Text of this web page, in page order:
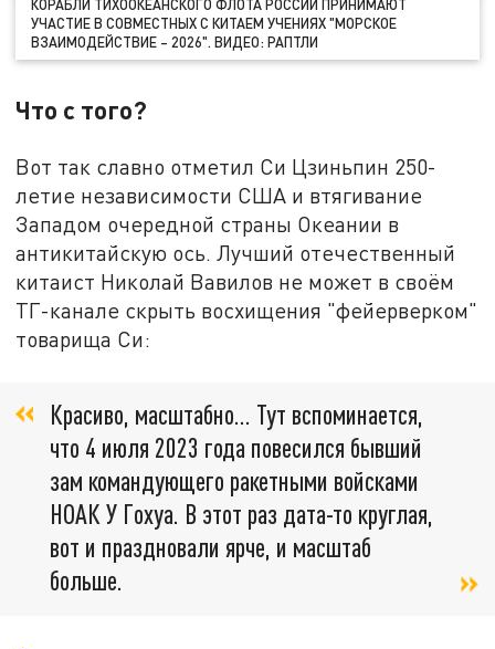
КОРАБЛИ ТИХООКЕАНСКОГО ФЛОТА РОССИИ ПРИНИМАЮТ
УЧАСТИЕ В СОВМЕСТНЫХ С КИТАЕМ УЧЕНИЯХ "МОРСКОЕ
ВЗАИМОДЕЙСТВИЕ – 2026". ВИДЕО: РАПТЛИ
Что с того?
Вот так славно отметил Си Цзиньпин 250-
летие независимости США и втягивание
Западом очередной страны Океании в
антикитайскую ось. Лучший отечественный
китаист Николай Вавилов не может в своём
ТГ-канале скрыть восхищения "фейерверком"
товарища Си:
Красиво, масштабно… Тут вспоминается,
что 4 июля 2023 года повесился бывший
зам командующего ракетными войсками
НОАК У Гохуа. В этот раз дата-то круглая,
вот и праздновали ярче, и масштаб
больше.